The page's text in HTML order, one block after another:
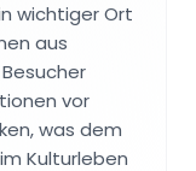
wichtiger Ort
aus
vor
was dem
Kulturleben